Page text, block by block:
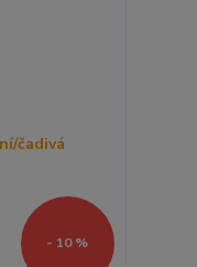
- 10 %